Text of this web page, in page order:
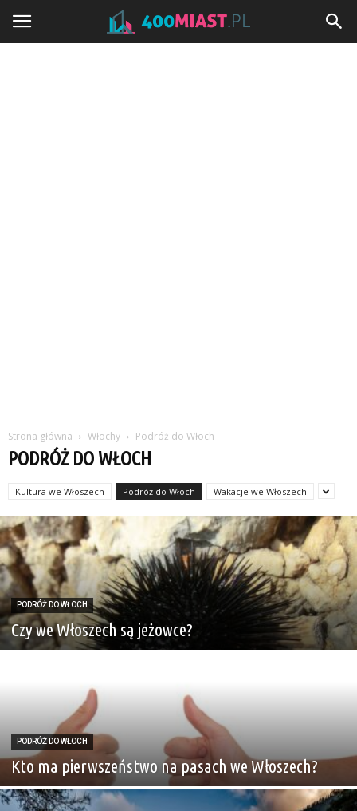
Strona główna Włochy Podróż do Włoch
PODRÓŻ DO WŁOCH
Kultura we Włoszech Podróż do Włoch Wakacje we Włoszech
PODRÓŻ DO WŁOCH
Czy we Włoszech są jeżowce?
PODRÓŻ DO WŁOCH
Kto ma pierwszeństwo na pasach we Włoszech?